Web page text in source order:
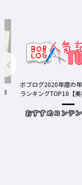
ボブログ2020年度の年間人
ランキングTOP10【美容師
おすすめコンテンツ